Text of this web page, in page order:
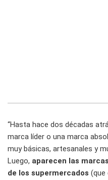
“Hasta hace dos décadas
marca líder o una marca
muy básicas, artesanales y
Luego, aparecen las
de los supermercados (que